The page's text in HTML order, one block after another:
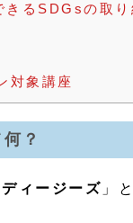
きるSDGsの取り
対象講座
？
ィージーズ 」